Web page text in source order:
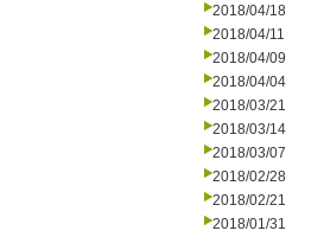
2018/04/18
2018/04/11
2018/04/09
2018/04/04
2018/03/21
2018/03/14
2018/03/07
2018/02/28
2018/02/21
2018/01/31